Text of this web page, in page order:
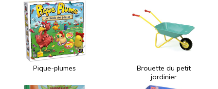
Pique-plumes
Brouette du petit
jardinier